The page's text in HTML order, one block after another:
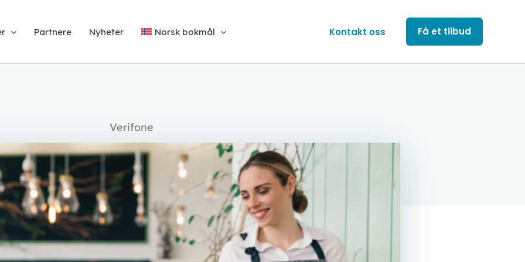
Partnere Nyheter Norsk bokmål Kontakt oss Få et tilbud
Verifone